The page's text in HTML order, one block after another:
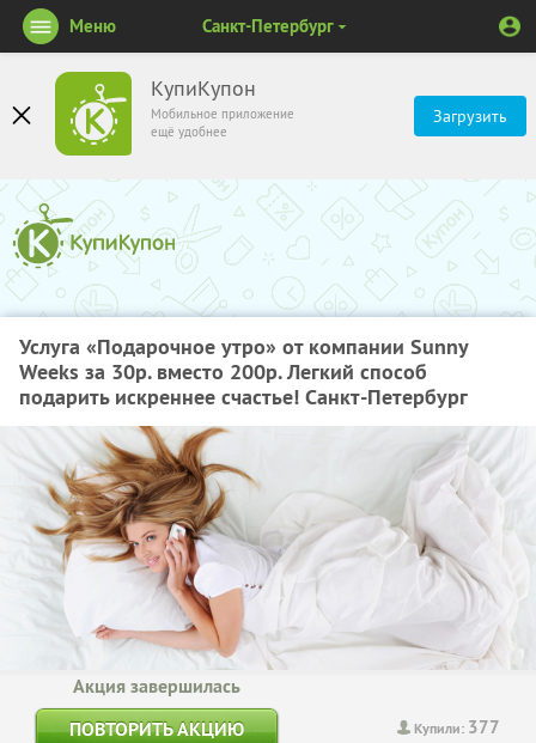
КупиКупон
Мобильное приложение
ещё удобнее
Загрузить
Меню Санкт-Петербург
Услуга «Подарочное утро» от компании Sunny
Weeks за 30р. вместо 200р. Легкий способ
подарить искреннее счастье! Санкт-Петербург
Купили: 377
Акция завершилась
ПОВТОРИТЬ АКЦИЮ